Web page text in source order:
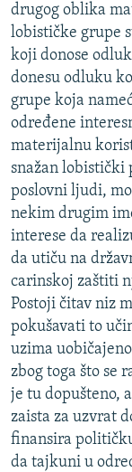
drugog oblika
lobističke grupe
koji donose
donesu odluku
grupe koja
određene
materijalnu
snažan lobistički
poslovni ljudi,
nekim drugim
interese da
da utiču na
carinskoj zaštiti
Postoji čitav niz
pokušavati to
uzima
zbog toga što se
je tu dopušteno,
zaista za uzvrat
finansira
da tajkuni u